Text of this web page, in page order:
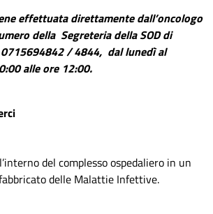
effettuata direttamente dall’oncologo
della Segreteria della SOD di
/ 4844, dal lunedì al
alle ore 12:00.
del complesso ospedaliero in un
delle Malattie Infettive.